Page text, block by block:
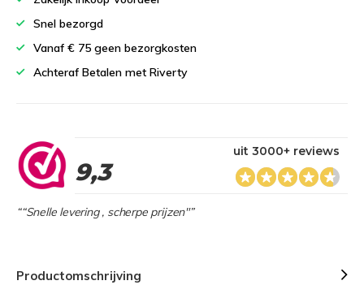
Snel bezorgd
Vanaf € 75 geen bezorgkosten
Achteraf Betalen met Riverty
9,3
uit 3000+ reviews
““Snelle levering , scherpe prijzen"”
Productomschrijving